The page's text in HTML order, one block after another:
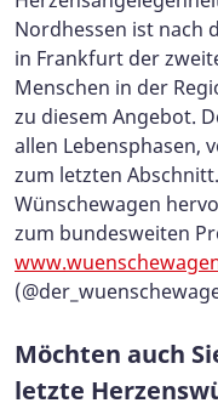
Nordhessen ist nach
in Frankfurt der
Menschen in der
zu diesem Angebot.
allen Lebensphasen,
zum letzten
Wünschewagen
zum bundesweiten
Möchten auch
letzte